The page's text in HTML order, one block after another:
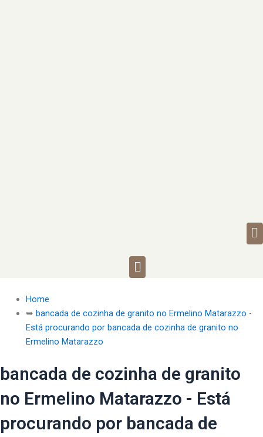
Menu
Home
➥ bancada de cozinha de granito no Ermelino Matarazzo -
Está procurando por bancada de cozinha de granito no
Ermelino Matarazzo
bancada de cozinha de granito
no Ermelino Matarazzo - Está
procurando por bancada de